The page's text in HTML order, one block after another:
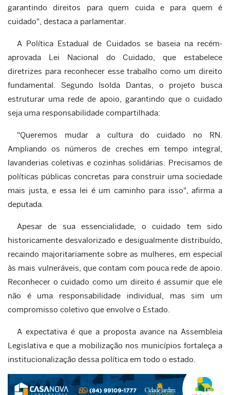
garantindo direitos para quem cuida e para quem é
cuidado", destaca a parlamentar.
A Política Estadual de Cuidados se baseia na recém-
aprovada Lei Nacional do Cuidado, que estabelece
diretrizes para reconhecer esse trabalho como um direito
fundamental. Segundo Isolda Dantas, o projeto busca
estruturar uma rede de apoio, garantindo que o cuidado
seja uma responsabilidade compartilhada:
"Queremos mudar a cultura do cuidado no RN.
Ampliando os números de creches em tempo integral,
lavanderias coletivas e cozinhas solidárias. Precisamos de
políticas públicas concretas para construir uma sociedade
mais justa, e essa lei é um caminho para isso", afirma a
deputada.
Apesar de sua essencialidade, o cuidado tem sido
historicamente desvalorizado e desigualmente distribuído,
recaindo majoritariamente sobre as mulheres, em especial
às mais vulneráveis, que contam com pouca rede de apoio.
Reconhecer o cuidado como um direito é assumir que ele
não é uma responsabilidade individual, mas sim um
compromisso coletivo que envolve o Estado.
A expectativa é que a proposta avance na Assembleia
Legislativa e que a mobilização nos municípios fortaleça a
institucionalização dessa política em todo o estado.